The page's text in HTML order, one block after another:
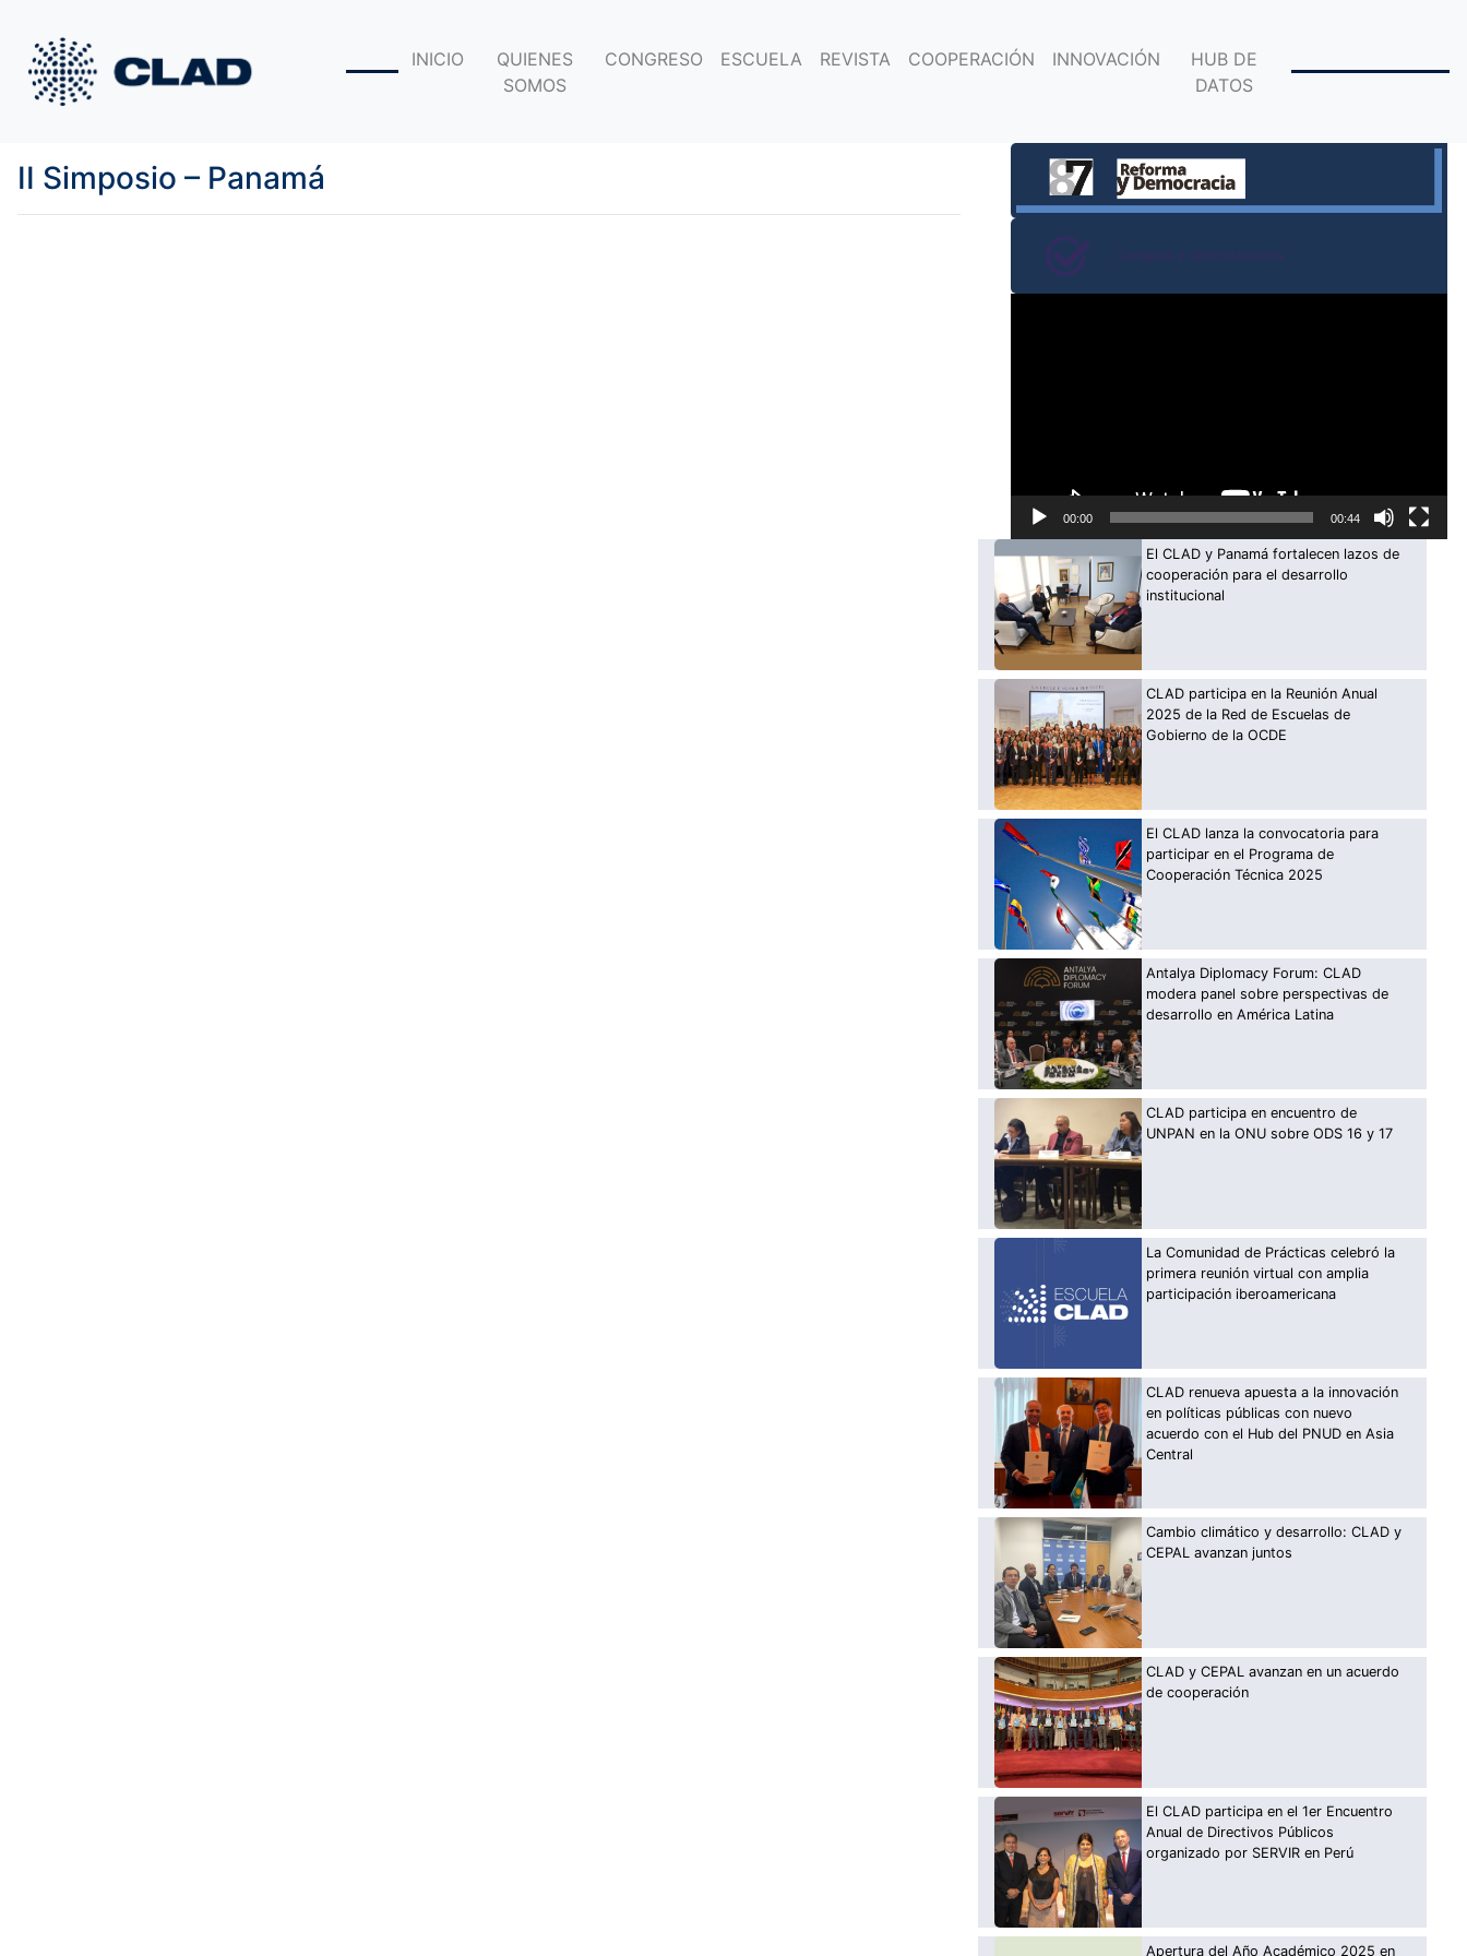
INICIO
QUIENES
SOMOS
CONGRESO ESCUELA REVISTA COOPERACIÓN INNOVACIÓN
HUB DE
DATOS
II Simposio – Panamá
00:00 00:44
El CLAD y Panamá fortalecen lazos de
cooperación para el desarrollo
institucional
CLAD participa en la Reunión Anual
2025 de la Red de Escuelas de
Gobierno de la OCDE
El CLAD lanza la convocatoria para
participar en el Programa de
Cooperación Técnica 2025
Antalya Diplomacy Forum: CLAD
modera panel sobre perspectivas de
desarrollo en América Latina
CLAD participa en encuentro de
UNPAN en la ONU sobre ODS 16 y 17
La Comunidad de Prácticas celebró la
primera reunión virtual con amplia
participación iberoamericana
CLAD renueva apuesta a la innovación
en políticas públicas con nuevo
acuerdo con el Hub del PNUD en Asia
Central
Cambio climático y desarrollo: CLAD y
CEPAL avanzan juntos
CLAD y CEPAL avanzan en un acuerdo
de cooperación
El CLAD participa en el 1er Encuentro
Anual de Directivos Públicos
organizado por SERVIR en Perú
Apertura del Año Académico 2025 en